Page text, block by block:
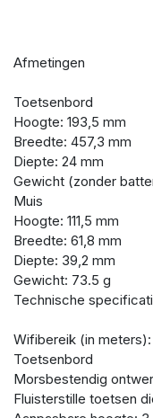
Afmetingen
Toetsenbord
Hoogte: 193,5 mm
Breedte: 457,3 mm
Diepte: 24 mm
Gewicht (zonder
Muis
Hoogte: 111,5 mm
Breedte: 61,8 mm
Diepte: 39,2 mm
Gewicht: 73.5 g
Technische
Wifibereik (in meters):
Toetsenbord
Morsbestendig
Fluisterstille toetsen